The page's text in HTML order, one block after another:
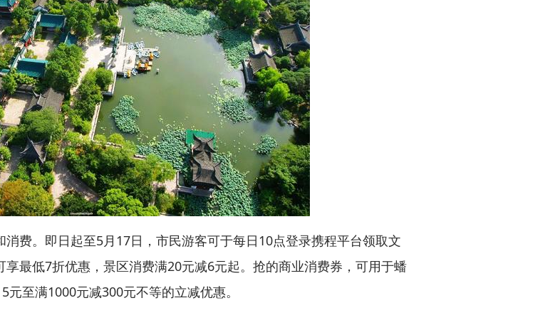
。即日起至5月17日，市民游客可于每日10点登录携程平台领取文
最低7折优惠，景区消费满20元减6元起。抢的商业消费券，可用于蟠
至满1000元减300元不等的立减优惠。